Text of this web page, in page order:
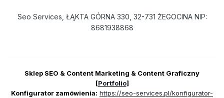
Seo Services, ŁĄKTA GÓRNA 330, 32-731 ŻEGOCINA NIP:
8681938868
Sklep SEO & Content Marketing & Content Graficzny
[Portfolio]
Konfigurator zamówienia: https://seo-services.pl/konfigurator-